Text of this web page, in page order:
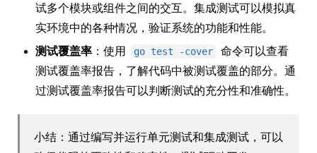
试多个模块或组件之间的交互。集成测试可以模拟真
实环境中的各种情况，验证系统的功能和性能。
测试覆盖率 ：使用 go test -cover
命令可以查看
测试覆盖率报告，了解代码中被测试覆盖的部分。通
过测试覆盖率报告可以判断测试的充分性和准确性。
小结：通过编写并运行单元测试和集成测试，可以